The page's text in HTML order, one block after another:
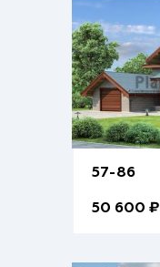
57-86
50 600 ₽